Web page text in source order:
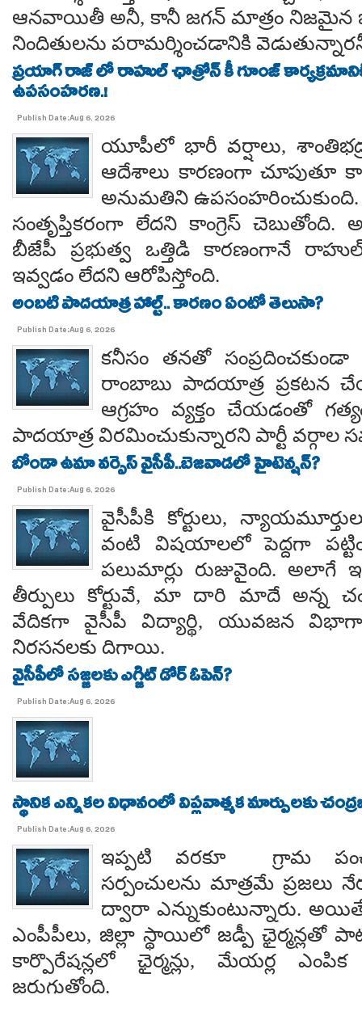
ఆనవాయితీ అనీ, కానీ జగన్ మాత్రం నిజమైన
నిందితులను పరామర్శించడానికి
ప్రయాగ్ రాజ్ లో రాహుల్ ఛాత్రోన్ కీ గూంజ్
ఉపసంహరణ.!
Publish Date:Aug 6, 2026
యూపీలో భారీ వర్షాలు,
ఆదేశాలు కారణంగా చూపుతూ
అనుమతిని
సంతృప్తికరంగా లేదని కాంగ్రెస్ చెబుతోంది.
బీజేపీ ప్రభుత్వ ఒత్తిడి కారణంగానే
ఇవ్వడం లేదని ఆరోపిస్తోంది.
అంబటి పాదయాత్ర హాల్ట్.. కారణం ఏంటో తెలుసా?
Publish Date:Aug 6, 2026
కనీసం తనతో సంప్రదించకుండా
రాంబాబు పాదయాత్ర ప్రకటన
ఆగ్రహం వ్యక్తం చేయడంతో
పాదయాత్ర విరమించుకున్నారని పార్టీ వర్గాల
బోండా ఉమా వర్సెస్ వైసీపీ..బెజవాడలో హైటెన్షన్?
Publish Date:Aug 6, 2026
వైసీపీకి కోర్టులు,
వంటి విషయాలలో పెద్దగా
పలుమార్లు రుజువైంది. అలాగే
తీర్పులు కోర్టువే, మా దారి మాదే అన్న
వేదికగా వైసీపీ విద్యార్థి, యువజన
నిరసనలకు దిగాయి.
వైసీపీలో సజ్జలకు ఎగ్జిట్ డోర్ ఓపెన్?
Publish Date:Aug 6, 2026
స్థానిక ఎన్నికల విధానంలో విప్లవాత్మక మార్పులకు
Publish Date:Aug 6, 2026
ఇప్పటి వరకూ గ్రామ
సర్పంచులను మాత్రమే ప్రజలు
ద్వారా ఎన్నుకుంటున్నారు.
ఎంపీపీలు, జిల్లా స్థాయిలో జడ్పీ ఛైర్మన్లతో
కార్పొరేషన్లలో ఛైర్మన్లు, మేయర్ల ఎంపిక
జరుగుతోంది.